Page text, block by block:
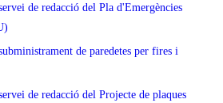
de redacció del Pla d'Emergències
de paredetes per fires i
de redacció del Projecte de plaques